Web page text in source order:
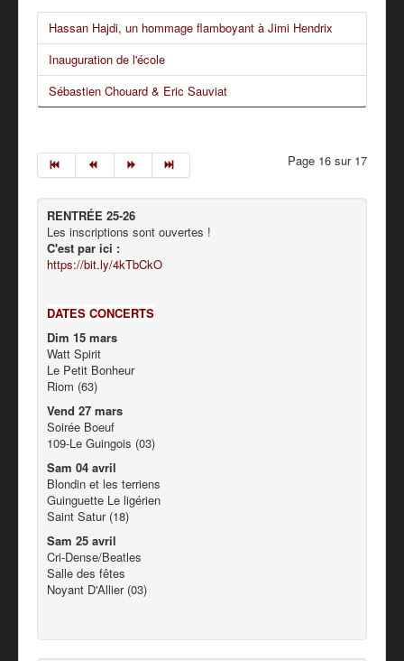
Hassan Hajdi, un hommage flamboyant à Jimi Hendrix
Inauguration de l'école
Sébastien Chouard & Eric Sauviat
Page 16 sur 17
RENTRÉE 25-26
Les inscriptions sont ouvertes !
C'est par ici :
https://bit.ly/4kTbCkO
DATES CONCERTS
Dim 15 mars
Watt Spirit
Le Petit Bonheur
Riom (63)
Vend 27 mars
Soirée Boeuf
109-Le Guingois (03)
Sam 04 avril
Blondin et les terriens
Guinguette Le ligérien
Saint Satur (18)
Sam 25 avril
Cri-Dense/Beatles
Salle des fêtes
Noyant D'Allier (03)